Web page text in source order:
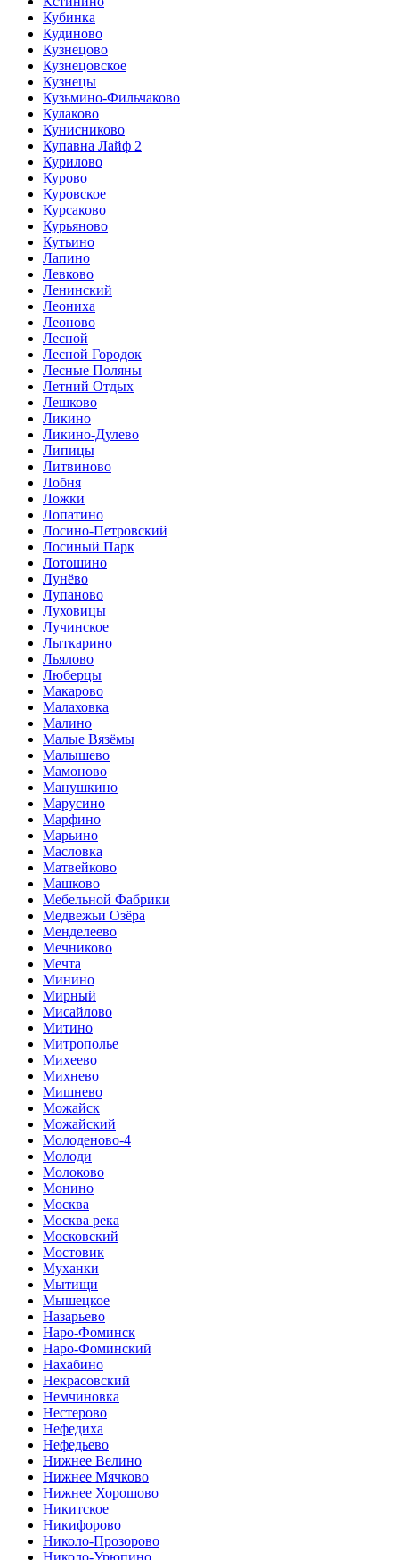
Кубинка
Кудиново
Кузнецово
Кузнецовское
Кузнецы
Кузьмино-Фильчаково
Кулаково
Кунисниково
Купавна Лайф 2
Курилово
Курово
Куровское
Курсаково
Курьяново
Кутьино
Лапино
Левково
Ленинский
Леониха
Леоново
Лесной
Лесной Городок
Лесные Поляны
Летний Отдых
Лешково
Ликино
Ликино-Дулево
Липицы
Литвиново
Лобня
Ложки
Лопатино
Лосино-Петровский
Лосиный Парк
Лотошино
Лунёво
Лупаново
Луховицы
Лучинское
Лыткарино
Льялово
Люберцы
Макарово
Малаховка
Малино
Малые Вязёмы
Малышево
Мамоново
Манушкино
Марусино
Марфино
Марьино
Масловка
Матвейково
Машково
Мебельной Фабрики
Медвежьи Озёра
Менделеево
Мечниково
Мечта
Минино
Мирный
Мисайлово
Митино
Митрополье
Михеево
Михнево
Мишнево
Можайск
Можайский
Молоденово-4
Молоди
Молоково
Монино
Москва
Москва река
Московский
Мостовик
Муханки
Мытищи
Мышецкое
Назарьево
Наро-Фоминск
Наро-Фоминский
Нахабино
Некрасовский
Немчиновка
Нестерово
Нефедиха
Нефедьево
Нижнее Велино
Нижнее Мячково
Нижнее Хорошово
Никитское
Никифорово
Николо-Прозорово